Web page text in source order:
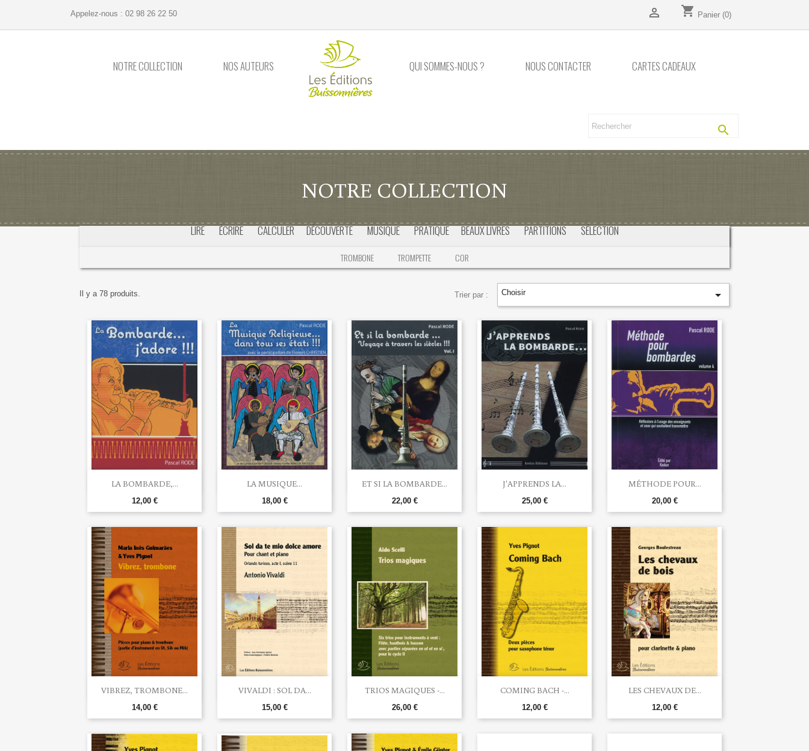
Appelez-nous : 02 98 26 22 50  shopping_cart Panier (0)
NOTRE COLLECTION NOS AUTEURS QUI SOMMES-NOUS ? NOUS CONTACTER CARTES CADEAUX

NOTRE COLLECTION
LIRE ÉCRIRE CALCULER DÉCOUVERTE MUSIQUE PRATIQUE BEAUX LIVRES PARTITIONS SÉLECTION
TROMBONE TROMPETTE COR
Il y a 78 produits. Trier par : Choisir 
LA BOMBARDE,...
12,00 €
 Aperçu rapide LA MUSIQUE...
18,00 €
Aperçu rapide ET SI LA BOMBARDE...
22,00 €
 Aperçu rapide J'APPRENDS LA...
25,00 €
Aperçu rapide MÉTHODE POUR...
20,00 €
Aperçu rapide
VIBREZ, TROMBONE...
14,00 €
Aperçu rapide VIVALDI : SOL DA...
15,00 €
Aperçu rapide TRIOS MAGIQUES -...
26,00 €
Aperçu rapide COMING BACH -...
12,00 €
Aperçu rapide LES CHEVAUX DE...
12,00 €
Aperçu rapide